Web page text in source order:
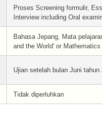
Proses Screening formulir,
Interview including Oral
Bahasa Jepang, Mata
and the World' or Mathematics
Ujian setelah bulan Juni tahun
Tidak diperluhkan